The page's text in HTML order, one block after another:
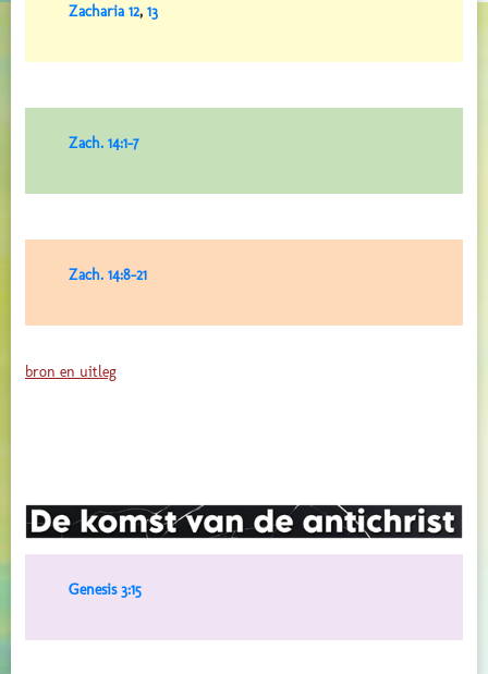
Zacharia 12, 13
Zach. 14:1-7
Zach. 14:8-21
bron en uitleg
Genesis 3:15